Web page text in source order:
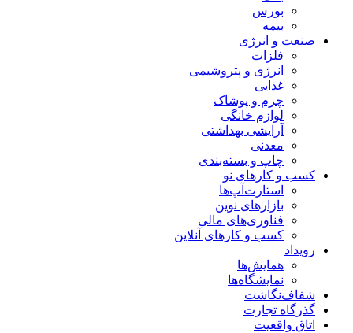
بورس
بیمه
صنعت و انرژی
فلزات
انرژی و پتروشیمی
غذایی
چرم و پوشاک
لوازم خانگی
آرایشی بهداشتی
معدنی
چاپ و بسته‌بندی
کسب و کارهای نو
استارت‌آپ‌ها
بازارهای نوین
فناوری‌های مالی
کسب و کارهای آنلاین
رویداد
همایش‌ها
نمایشگاه‌ها
شفاف‌نگاشت
گذرگاه تجارت
اتاق واقعیت